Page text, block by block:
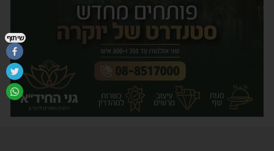
שיתוף